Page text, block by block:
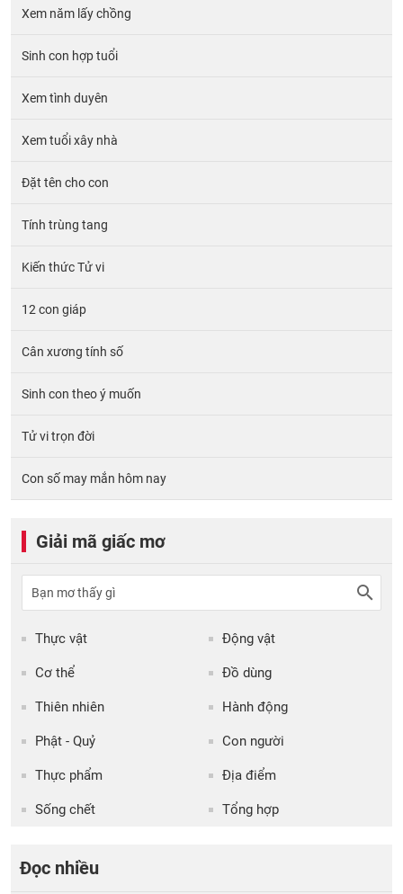
Xem năm lấy chồng
Sinh con hợp tuổi
Xem tình duyên
Xem tuổi xây nhà
Đặt tên cho con
Tính trùng tang
Kiến thức Tử vi
12 con giáp
Cân xương tính số
Sinh con theo ý muốn
Tử vi trọn đời
Con số may mắn hôm nay
Giải mã giấc mơ
Thực vật Động vật
Cơ thể Đồ dùng
Thiên nhiên Hành động
Phật - Quỷ Con người
Thực phẩm Địa điểm
Sống chết Tổng hợp
Đọc nhiều